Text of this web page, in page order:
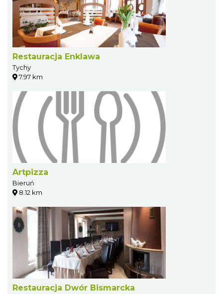
Restauracja Enklawa
Tychy
7.97 km
Artpizza
Bieruń
8.12 km
Restauracja Dwór Bismarcka